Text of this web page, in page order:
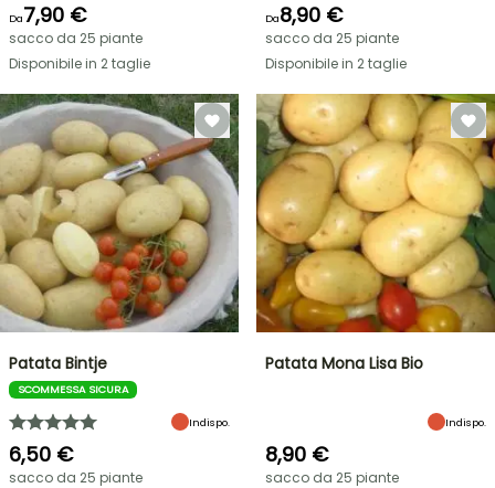
Da7,90 €
sacco da 25 piante
Disponibile in 2 taglie
Da8,90 €
sacco da 25 piante
Disponibile in 2 taglie
Patata Bintje
SCOMMESSA SICURA
Indispo.
6,50 €
sacco da 25 piante
Patata Mona Lisa Bio
Indispo.
8,90 €
sacco da 25 piante